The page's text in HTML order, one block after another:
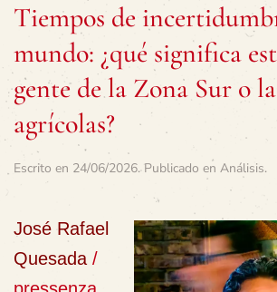
Tiempos de
mundo: ¿qué significa
gente de la Zona Sur o
agrícolas?
Escrito en 24/06/2026. Publicado en Análisis.
José Rafael
Quesada /